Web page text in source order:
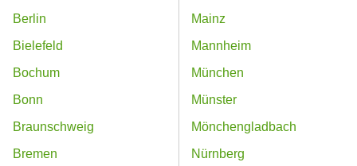
Berlin
Bielefeld
Bochum
Bonn
Braunschweig
Bremen
Mainz
Mannheim
München
Münster
Mönchengladbach
Nürnberg